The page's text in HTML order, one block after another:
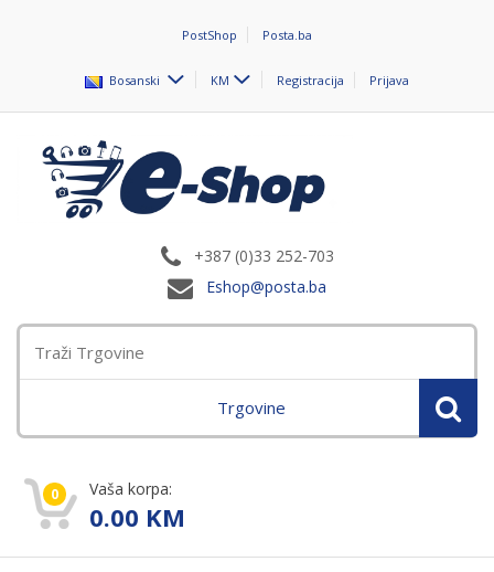
PostShop Posta.ba
Bosanski KM Registracija Prijava
+387 (0)33 252-703
Eshop@posta.ba
Trgovine
0 Vaša korpa:
0.00 KM